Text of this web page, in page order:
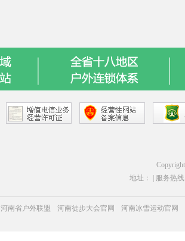
地址： | 服务热线
河南省户外联盟 河南徒步大会官网 河南冰雪运动官网